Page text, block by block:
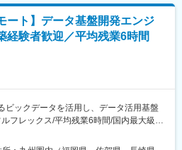
活用したデータ連携
Tableauなど）との連携設計
トとの協業による分析基盤の整備
効率化の推進
ートの最適化
・運用負荷の軽減
きいデータに関われる
規模サービス群の裏側で、数百万～数千
ート】データ基盤開発エンジ
験者歓迎／平均残業6時間
ビックデータを活用し、データ活用基盤
フレックス/平均残業6時間/国内最大級の